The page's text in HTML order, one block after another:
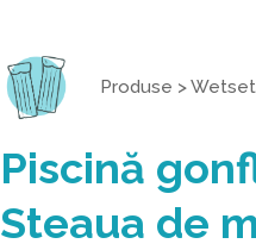
Produse >
Piscină
Steaua de